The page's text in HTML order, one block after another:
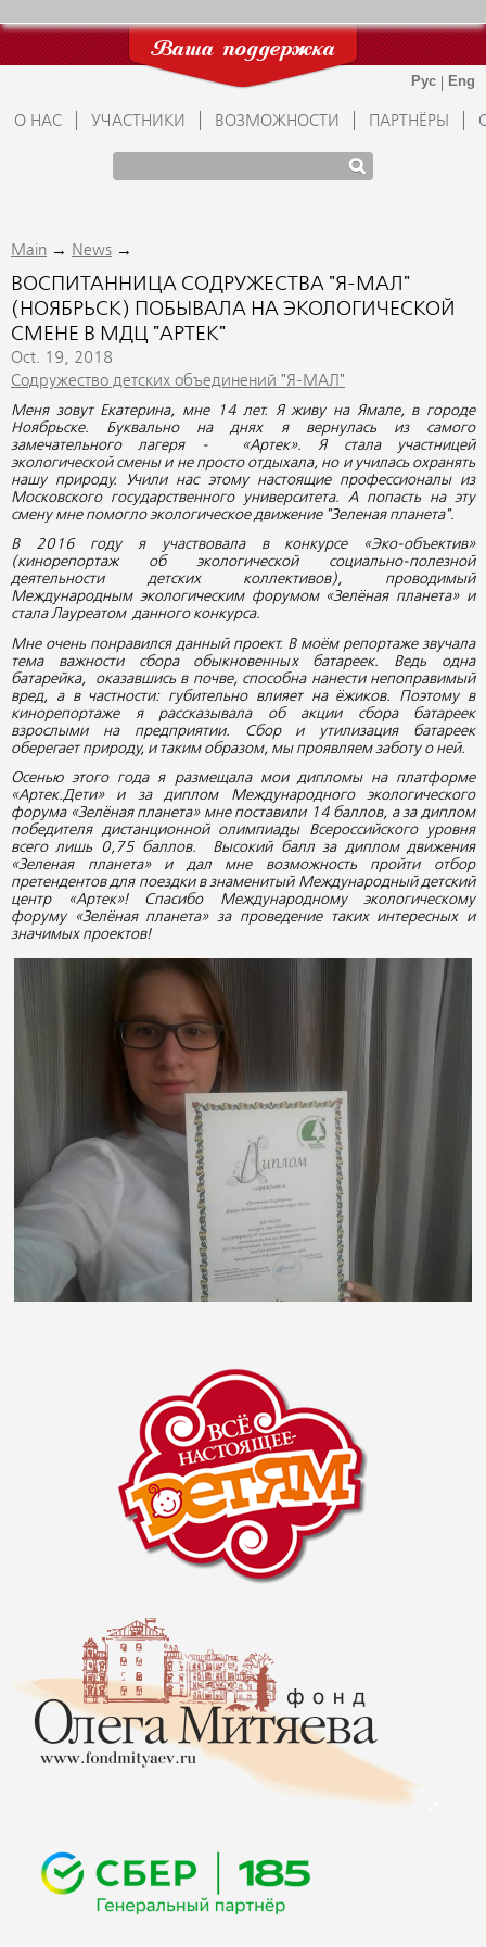
Ваша поддержка
О НАС УЧАСТНИКИ ВОЗМОЖНОСТИ ПАРТНЁРЫ
Main → News →
ВОСПИТАННИЦА СОДРУЖЕСТВА "Я-МАЛ"
(НОЯБРЬСК) ПОБЫВАЛА НА ЭКОЛОГИЧЕСКОЙ
СМЕНЕ В МДЦ "АРТЕК"
Oct. 19, 2018
Содружество детских объединений "Я-МАЛ"
Меня зовут Екатерина, мне 14 лет. Я живу на Ямале, в городе
Ноябрьске. Буквально на днях я вернулась из самого
замечательного лагеря - «Артек». Я стала участницей
экологической смены и не просто отдыхала, но и училась охранять
нашу природу. Учили нас этому настоящие профессионалы из
Московского государственного университета. А попасть на эту
смену мне помогло экологическое движение "Зеленая планета".
В 2016 году я участвовала в конкурсе «Эко-объектив»
(кинорепортаж об экологической социально-полезной
деятельности детских коллективов), проводимый
Международным экологическим форумом «Зелёная планета» и
стала Лауреатом данного конкурса.
Мне очень понравился данный проект. В моём репортаже звучала
тема важности сбора обыкновенных батареек. Ведь одна
батарейка, оказавшись в почве, способна нанести непоправимый
вред, а в частности: губительно влияет на ёжиков. Поэтому в
кинорепортаже я рассказывала об акции сбора батареек
взрослыми на предприятии. Сбор и утилизация батареек
оберегает природу, и таким образом, мы проявляем заботу о ней.
Осенью этого года я размещала мои дипломы на платформе
«Артек.Дети» и за диплом Международного экологического
форума «Зелёная планета» мне поставили 14 баллов, а за диплом
победителя дистанционной олимпиады Всероссийского уровня
всего лишь 0,75 баллов. Высокий балл за диплом движения
«Зеленая планета» и дал мне возможность пройти отбор
претендентов для поездки в знаменитый Международный детский
центр «Артек»! Спасибо Международному экологическому
форуму «Зелёная планета» за проведение таких интересных и
значимых проектов!